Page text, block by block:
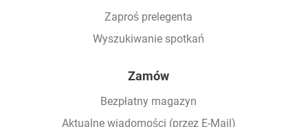
Zaproś prelegenta
Wyszukiwanie spotkań
Zamów
Bezpłatny magazyn
Aktualne wiadomości (przez E-Mail)